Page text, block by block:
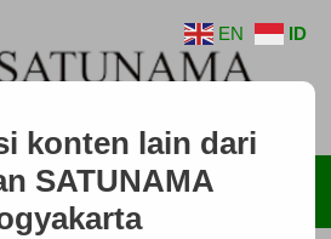
Menu
EN ID
konten lain dari
SATUNAMA